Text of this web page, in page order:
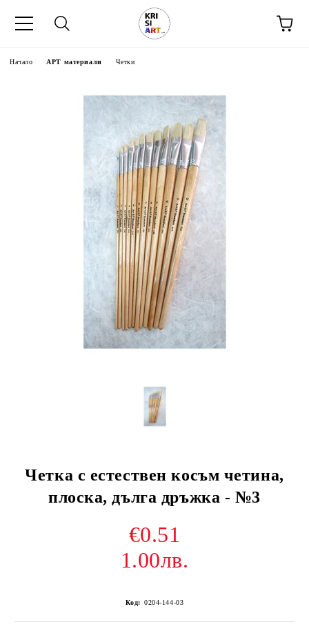
Начало АРТ материали Четки
Четка с естествен косъм четина,
плоска, дълга дръжка - №3
€0.51
1.00лв.
Код: 0204-144-03